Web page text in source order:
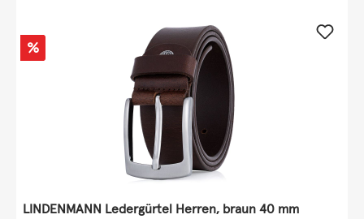
Rabatt
%
LINDENMANN Ledergürtel Herren, braun 40 mm